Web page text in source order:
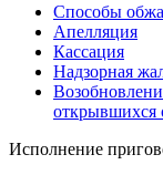
Способы
Апелляция
Кассация
Надзорная
открывшихся
Исполнение